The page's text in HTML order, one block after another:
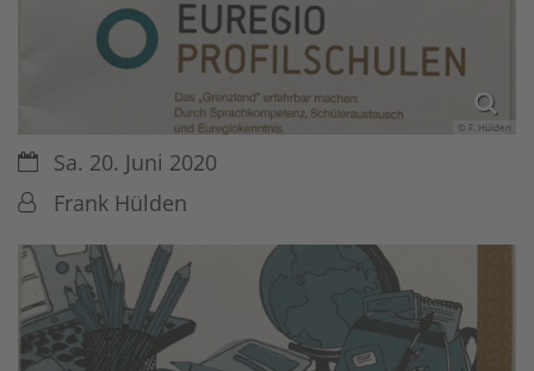
© F. Hülden
Datum:Sa. 20. Juni 2020
Von:Frank Hülden